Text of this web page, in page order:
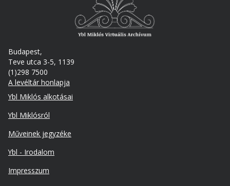
Budapest,
Teve utca 3-5, 1139
(1)298 7500
A levéltár honlapja
Footer
Ybl Miklós alkotásai
Ybl Miklósról
Műveinek jegyzéke
Ybl - Irodalom
Lábléc
másodlagos
Impresszum